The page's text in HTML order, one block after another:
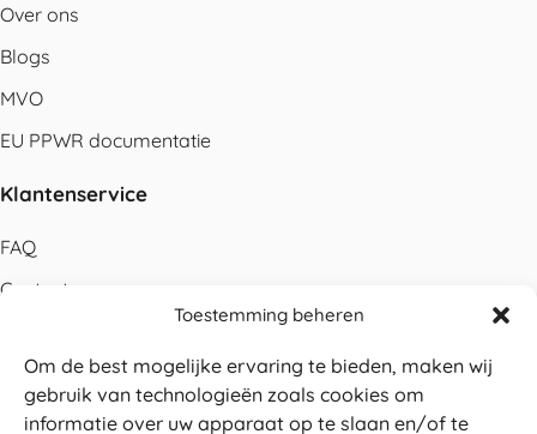
Toestemming beheren
Om de best mogelijke ervaring te bieden, maken wij
gebruik van technologieën zoals cookies om
informatie over uw apparaat op te slaan en/of te
Over ons
Blogs
MVO
EU PPWR documentatie
Klantenservice
FAQ
Contact
Betalen
Levering